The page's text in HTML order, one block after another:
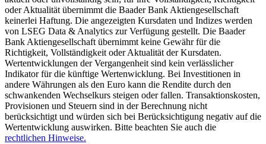
oder Aktualität übernimmt die Baader Bank Aktiengesellschaft
keinerlei Haftung. Die angezeigten Kursdaten und Indizes werden
von LSEG Data & Analytics zur Verfügung gestellt. Die Baader
Bank Aktiengesellschaft übernimmt keine Gewähr für die
Richtigkeit, Vollständigkeit oder Aktualität der Kursdaten.
Wertentwicklungen der Vergangenheit sind kein verlässlicher
Indikator für die künftige Wertenwicklung. Bei Investitionen in
andere Währungen als den Euro kann die Rendite durch den
schwankenden Wechselkurs steigen oder fallen. Transaktionskosten,
Provisionen und Steuern sind in der Berechnung nicht
berücksichtigt und würden sich bei Berücksichtigung negativ auf die
Wertentwicklung auswirken. Bitte beachten Sie auch die
rechtlichen Hinweise.